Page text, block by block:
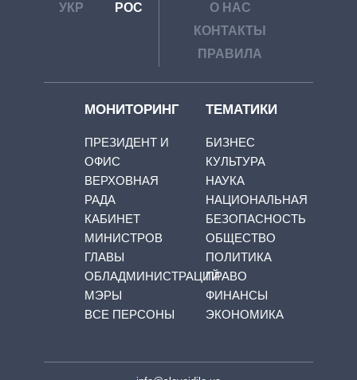
УКР РОС
О НАС
КОНТАКТЫ
ПРАВИЛА
МОНИТОРИНГ
ПРЕЗИДЕНТ И
ОФИС
ВЕРХОВНАЯ
РАДА
КАБИНЕТ
МИНИСТРОВ
ГЛАВЫ
ОБЛАДМИНИСТРАЦИЙ
МЭРЫ
ВСЕ ПЕРСОНЫ
ТЕМАТИКИ
БИЗНЕС
КУЛЬТУРА
НАУКА
НАЦИОНАЛЬНАЯ
БЕЗОПАСНОСТЬ
ОБЩЕСТВО
ПОЛИТИКА
ПРАВО
ФИНАНСЫ
ЭКОНОМИКА